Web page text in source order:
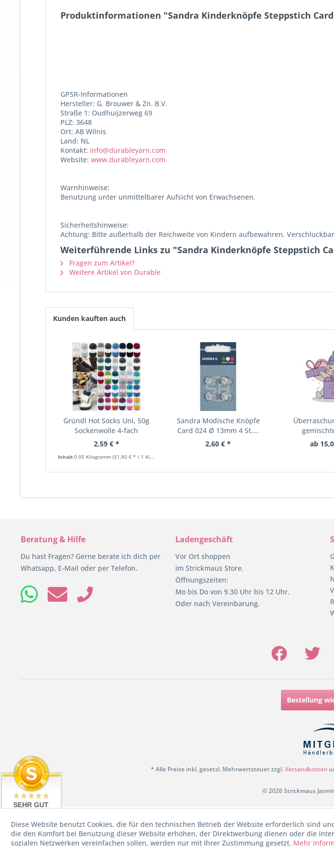
Produktinformationen "Sandra Kinderknöpfe Steppstich
GPSR-Informationen
Hersteller: G. Brouwer & Zn. B.V.
Straße 1: Oudhuijzerweg 69
PLZ: 3648
Ort: AB Wilnis
Land: NL
Kontakt: info@durableyarn.com
Website: www.durableyarn.com
Warnhinweise:
Benutzung unter unmittelbarer Aufsicht von Erwachsenen.
Sicherheitshinweise:
Achtung: Bitte außerhalb der Reichweite von Kindern aufbewahren.
Weiterführende Links zu "Sandra Kinderknöpfe Steppstich
Fragen zum Artikel?
Weitere Artikel von Durable
Kunden kauften auch
Gründl Hot Socks Uni, 50g
Sockenwolle 4-fach
2,59 € *
Inhalt 0.05 Kilogramm (51,80 € * / 1 Kilogramm)
Sandra Modische Knöpfe
Card 024 Ø 13mm 4 St....
2,60 € *
ab
Beratung & Hilfe
Du hast Fragen? Gerne berate ich dich per
Whatsapp, E-Mail oder per Telefon.
Ladengeschäft
Vor Ort shoppen
im Strickmaus Store.
Öffnungszeiten:
Mo bis Do von 9.30 Uhr bis 12 Uhr.
Oder nach Vereinbarung.
Bestellung
* Alle Preise inkl. gesetzl. Mehrwertsteuer zzgl.Versandkosten
© 2026 Strickmaus
Diese Website benutzt Cookies, die für den technischen Betrieb der Website erforderlich sind
die den Komfort bei Benutzung dieser Website erhöhen, der Direktwerbung dienen oder die
sozialen Netzwerken vereinfachen sollen, werden nur mit Ihrer Zustimmung gesetzt. Mehr
SEHR GUT
aus 199
Bewertungen
bei: shopvote.de